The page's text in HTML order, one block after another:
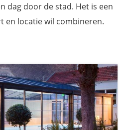
dag door de stad. Het is een
en locatie wil combineren.